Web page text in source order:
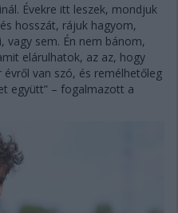
Évekre itt leszek, mondjuk
hosszát, rájuk hagyom,
vagy sem. Én nem bánom,
elárulhatok, az az, hogy
van szó, és remélhetőleg
együtt” – fogalmazott a